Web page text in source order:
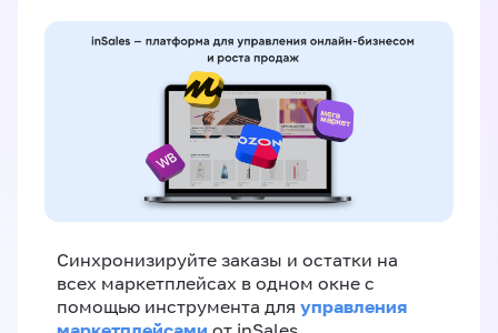
Синхронизируйте заказы и остатки на
всех маркетплейсах в одном окне с
помощью инструмента для управления